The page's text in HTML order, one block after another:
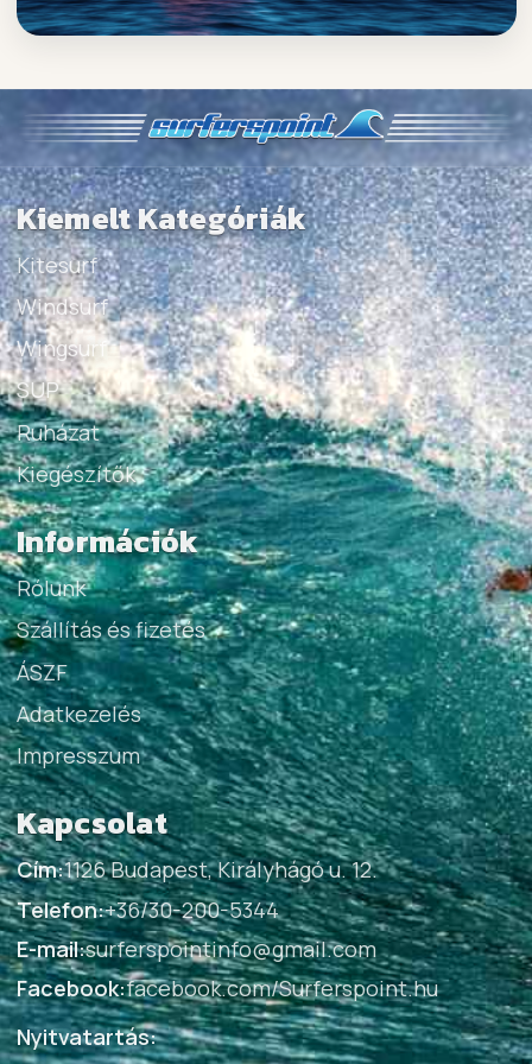
Kiemelt Kategóriák
Kitesurf
Windsurf
Wingsurf
SUP
Ruházat
Kiegészítők
Információk
Rólunk
Szállítás és fizetés
ÁSZF
Adatkezelés
Impresszum
Kapcsolat
Cím:1126 Budapest, Királyhágó u. 12.
Telefon:+36/30-200-5344
E-mail:surferspointinfo@gmail.com
Facebook:facebook.com/Surferspoint.hu
Nyitvatartás: